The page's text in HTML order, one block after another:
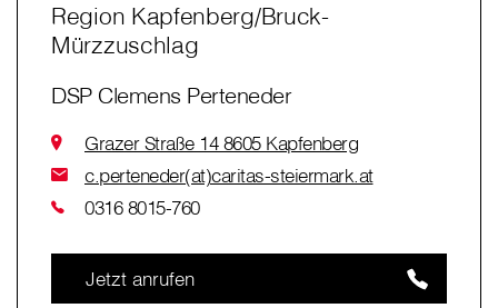
Region Kapfenberg/Bruck-
Mürzzuschlag
DSP Clemens Perteneder
Grazer Straße 14 8605 Kapfenberg
c.perteneder(at)caritas-steiermark.at
0316 8015-760
Jetzt anrufen